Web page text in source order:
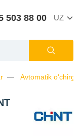
503 88 00 UZ
Avtomatik